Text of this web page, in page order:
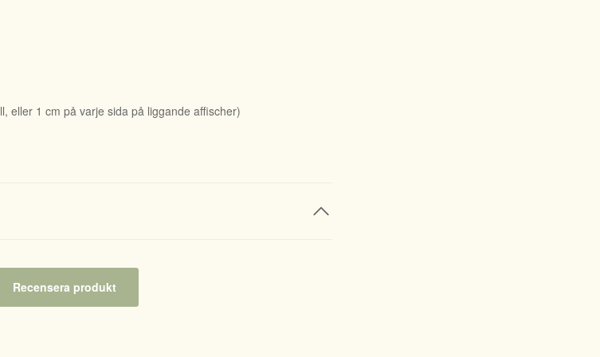
eller 1 cm på varje sida på liggande affischer)
Recensera produkt